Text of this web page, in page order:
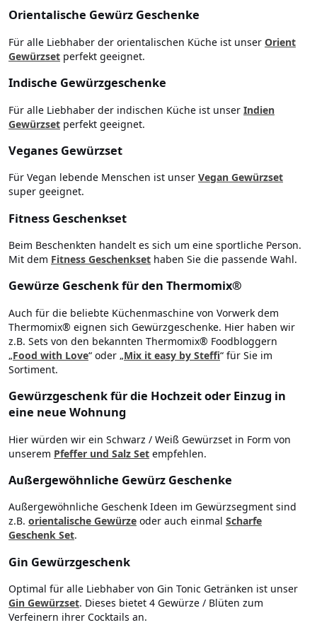
Orientalische Gewürz Geschenke
Für alle Liebhaber der orientalischen Küche ist unser Orient
Gewürzset perfekt geeignet.
Indische Gewürzgeschenke
Für alle Liebhaber der indischen Küche ist unser Indien
Gewürzset perfekt geeignet.
Veganes Gewürzset
Für Vegan lebende Menschen ist unser Vegan Gewürzset
super geeignet.
Fitness Geschenkset
Beim Beschenkten handelt es sich um eine sportliche Person.
Mit dem Fitness Geschenkset haben Sie die passende Wahl.
Gewürze Geschenk für den Thermomix®
Auch für die beliebte Küchenmaschine von Vorwerk dem
Thermomix® eignen sich Gewürzgeschenke. Hier haben wir
z.B. Sets von den bekannten Thermomix® Foodbloggern
„Food with Love“ oder „Mix it easy by Steffi“ für Sie im
Sortiment.
Gewürzgeschenk für die Hochzeit oder Einzug in
eine neue Wohnung
Hier würden wir ein Schwarz / Weiß Gewürzset in Form von
unserem Pfeffer und Salz Set empfehlen.
Außergewöhnliche Gewürz Geschenke
Außergewöhnliche Geschenk Ideen im Gewürzsegment sind
z.B. orientalische Gewürze oder auch einmal Scharfe
Geschenk Set.
Gin Gewürzgeschenk
Optimal für alle Liebhaber von Gin Tonic Getränken ist unser
Gin Gewürzset. Dieses bietet 4 Gewürze / Blüten zum
Verfeinern ihrer Cocktails an.